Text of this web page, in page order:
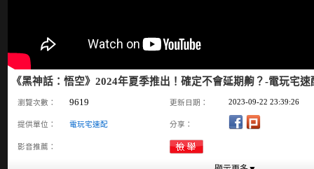
《黑神話：悟空》2024年夏季推出！確定不會延期齁？-電玩宅速
瀏覽次數： 9619 更新日期： 2023-09-22 23:39:26
提供單位： 電玩宅速配 分享：
影音推薦：